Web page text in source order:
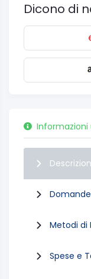
Dicono di
Informazioni
Metodi di
Spese e